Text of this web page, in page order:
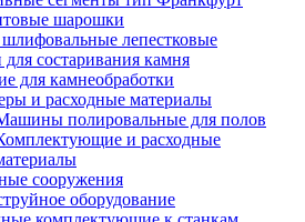
шарошки
лепестковые
состаривания камня
для камнеобработки
и расходные материалы
полировальные для полов
и расходные
сооружения
оборудование